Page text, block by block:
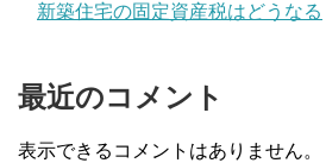
新築住宅の固定資産税はどうなる
最近のコメント
表示できるコメントはありません。